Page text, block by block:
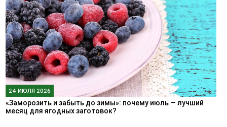
24 ИЮЛЯ 2026
«Заморозить и забыть до зимы»: почему июль — лучший
месяц для ягодных заготовок?